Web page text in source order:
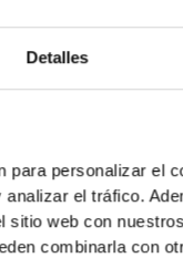
Detalles
para personalizar el
el tráfico.
sitio web con
combinarla con